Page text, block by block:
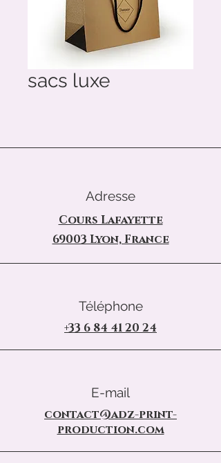
sacs luxe
Adresse
Cours Lafayette
69003 Lyon, France
Téléphone
+33 6 84 41 20 24
E-mail
contact@adz-print-
production.com